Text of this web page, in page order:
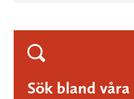
Sök bland våra